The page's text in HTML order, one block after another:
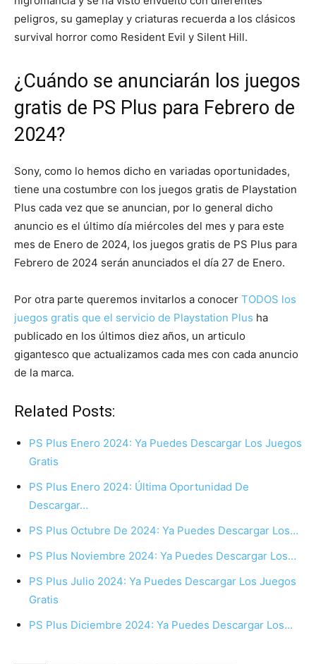
peligros, su gameplay y criaturas recuerda a los clásicos
survival horror como Resident Evil y Silent Hill.
¿Cuándo se anunciarán los juegos
gratis de PS Plus para Febrero de
2024?
Sony, como lo hemos dicho en variadas oportunidades,
tiene una costumbre con los juegos gratis de Playstation
Plus cada vez que se anuncian, por lo general dicho
anuncio es el último día miércoles del mes y para este
mes de Enero de 2024, los juegos gratis de PS Plus para
Febrero de 2024 serán anunciados el día 27 de Enero.
Por otra parte queremos invitarlos a conocer TODOS los
juegos gratis que el servicio de Playstation Plus ha
publicado en los últimos diez años, un articulo
gigantesco que actualizamos cada mes con cada anuncio
de la marca.
Related Posts:
PS Plus Enero 2024: Ya Puedes Descargar Los Juegos
Gratis
PS Plus Enero 2024: Última Oportunidad De
Descargar…
PS Plus Octubre De 2024: Ya Puedes Descargar Los…
PS Plus Noviembre 2024: Ya Puedes Descargar Los…
PS Plus Julio 2024: Ya Puedes Descargar Los Juegos
Gratis
PS Plus Diciembre 2024: Ya Puedes Descargar Los…